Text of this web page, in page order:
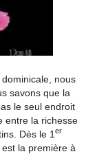
nous
savons que la
le seul endroit
entre la richesse
Dès le 1 er
la première à